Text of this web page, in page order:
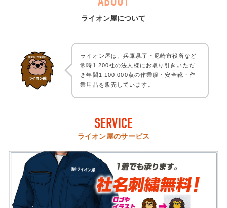
ライオン屋について
ライオン屋は、兵庫県庁・尼崎市役所など
常時1,200社の法人様にお取り引きいただ
き年間1,100,000点の作業服・安全靴・作
業用品を販売しています。
SERVICE
ライオン屋のサービス